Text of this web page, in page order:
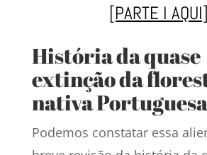
[PARTE I AQUI]
História da quase
extinção da
nativa Portuguesa
Podemos constatar essa